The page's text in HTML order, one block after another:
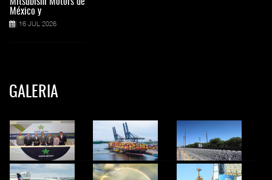
Mitsubishi Motors de
México y
16 JUL 2026
GALERIA